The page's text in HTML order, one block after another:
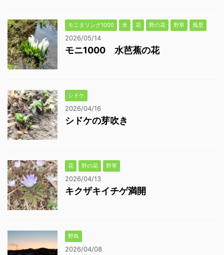
モニタリング1000 米 花 野の花 野草 風景
2026/05/14
モニ1000 水芭蕉の花
シドケ
2026/04/16
シドケの芽吹き
花 野の花 野草
2026/04/13
キクザキイチゲ満開
野鳥
2026/04/08